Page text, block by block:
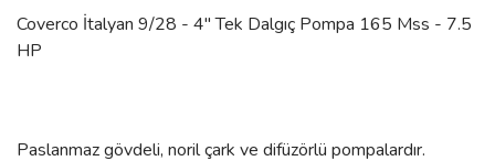
Coverco İtalyan 9/28 - 4'' Tek Dalgıç Pompa 165 Mss - 7.5
HP
Paslanmaz gövdeli, noril çark ve difüzörlü pompalardır.